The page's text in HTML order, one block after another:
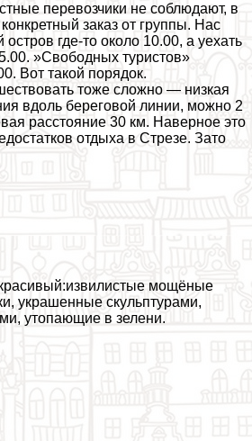
перевозчики не соблюдают, в
заказ от группы. Нас
где-то около 10.00, а уехать
»Свободных туристов»
Вот такой порядок.
тоже сложно — низкая
вдоль береговой линии, можно 2
расстояние 30 км. Наверное это
отдыха в Стрезе. Зато
мощёные
украшенные скульптурами,
утопающие в зелени.